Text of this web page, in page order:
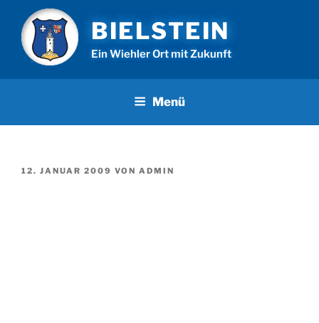
Inhalt
springen
BIELSTEIN
Ein Wiehler Ort mit Zukunft
Menü
VERÖFFENTLICHT
12. JANUAR 2009 VON ADMIN